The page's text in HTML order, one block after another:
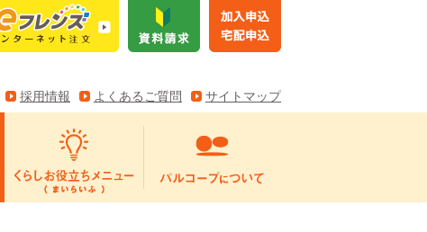
採用情報 よくあるご質問 サイトマップ